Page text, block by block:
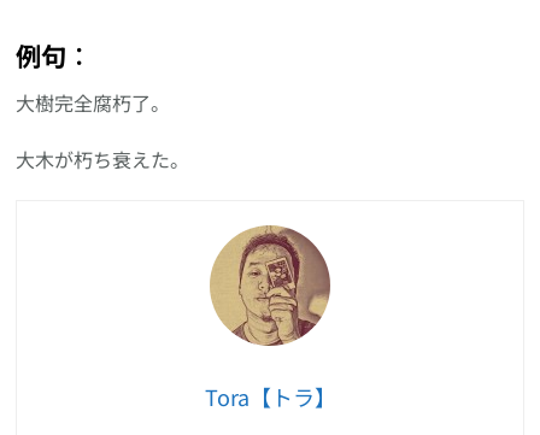
例句︰
大樹完全腐朽了。
大木が朽ち衰えた。
Tora【トラ】